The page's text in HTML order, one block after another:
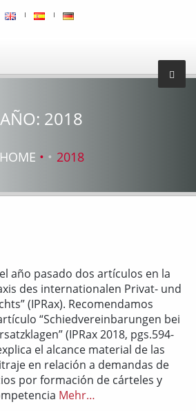
AÑO: 2018
HOME 2018
año pasado dos artículos en la
des internationalen Privat- und
(IPRax). Recomendamos
“Schiedvereinbarungen bei
(IPRax 2018, pgs.594-
el alcance material de las
en relación a demandas de
por formación de cárteles y
Mehr…